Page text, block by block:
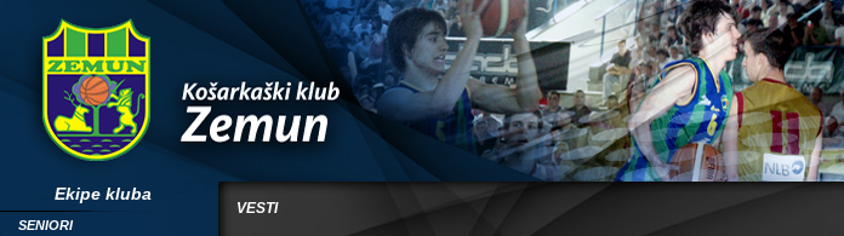
Ekipe kluba
SENIORI
VESTI